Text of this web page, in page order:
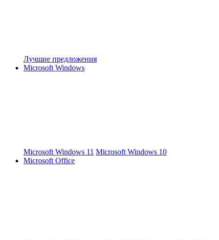
Лучшие предложения
Microsoft Windows
Microsoft Windows 11 Microsoft Windows 10
Microsoft Office